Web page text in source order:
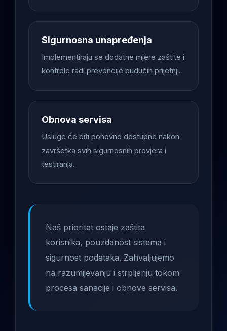
Sigurnosna unapređenja
Implementiraju se dodatne mjere zaštite i
kontrole radi prevencije budućih prijetnji.
Obnova servisa
Usluge će biti ponovno dostupne nakon
završetka svih sigurnosnih provjera i
testiranja.
Naš prioritet ostaje zaštita
korisnika, pouzdanost sistema i
sigurnost podataka. Zahvaljujemo
na razumijevanju i strpljenju tokom
procesa sanacije i obnove servisa.